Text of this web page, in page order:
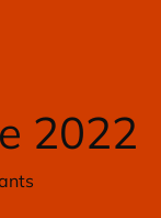
2022